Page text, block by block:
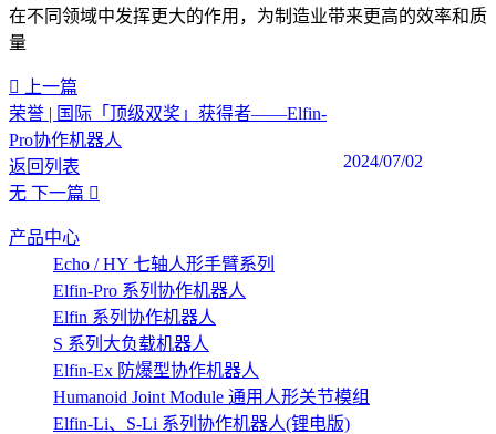
在不同领域中发挥更大的作用，为制造业带来更高的效率和质
量
上一篇
荣誉 | 国际「顶级双奖」获得者——Elfin-
Pro协作机器人
2024/07/02
返回列表
无 下一篇
产品中心
Echo / HY 七轴人形手臂系列
Elfin-Pro 系列协作机器人
Elfin 系列协作机器人
S 系列大负载机器人
Elfin-Ex 防爆型协作机器人
Humanoid Joint Module 通用人形关节模组
Elfin-Li、S-Li 系列协作机器人(锂电版)